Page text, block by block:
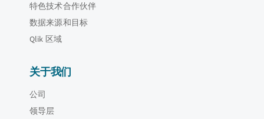
特色技术合作伙伴
数据来源和目标
Qlik 区域
关于我们
公司
领导层